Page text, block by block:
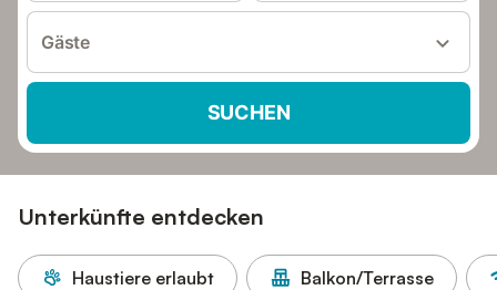
Gäste
SUCHEN
Unterkünfte entdecken
Haustiere erlaubt Balkon/Terrasse